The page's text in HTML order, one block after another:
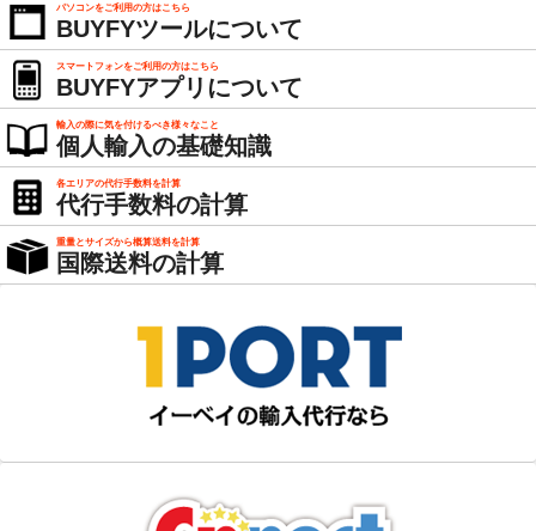
パソコンをご利用の方はこちら
BUYFYツールについて
スマートフォンをご利用の方はこちら
BUYFYアプリについて
輸入の際に気を付けるべき様々なこと
個人輸入の基礎知識
各エリアの代行手数料を計算
代行手数料の計算
重量とサイズから概算送料を計算
国際送料の計算